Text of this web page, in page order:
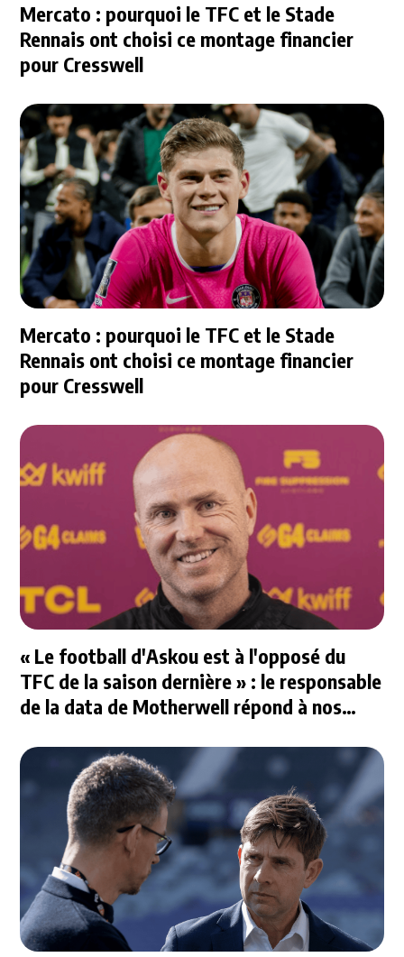
Mercato : pourquoi le TFC et le Stade
Rennais ont choisi ce montage financier
pour Cresswell
Mercato : pourquoi le TFC et le Stade
Rennais ont choisi ce montage financier
pour Cresswell
« Le football d'Askou est à l'opposé du
TFC de la saison dernière » : le responsable
de la data de Motherwell répond à nos